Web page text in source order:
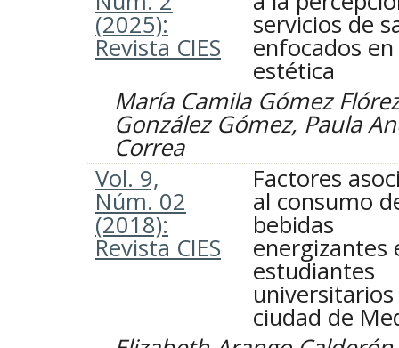
(2025):
Revista CIES
servicios de
enfocados
estética
María Camila Gómez
González Gómez, Paula
Correa
Vol. 9,
Núm. 02
(2018):
Revista CIES
Factores
al consumo
bebidas
energizantes
estudiantes
ciudad de